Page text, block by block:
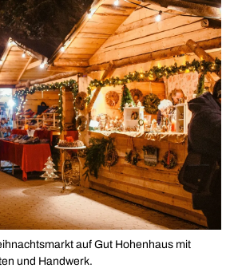
auf Gut Hohenhaus mit
und Handwerk.